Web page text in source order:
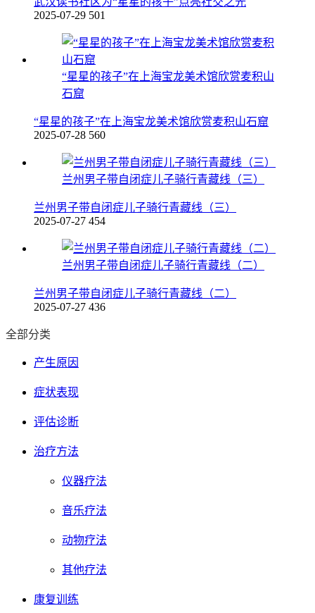
2025-07-29 501
“星星的孩子”在上海宝龙美术馆欣赏麦积山
石窟
“星星的孩子”在上海宝龙美术馆欣赏麦积山石窟
2025-07-28 560
兰州男子带自闭症儿子骑行青藏线（三）
兰州男子带自闭症儿子骑行青藏线（三）
2025-07-27 454
兰州男子带自闭症儿子骑行青藏线（二）
兰州男子带自闭症儿子骑行青藏线（二）
2025-07-27 436
全部分类
产生原因
症状表现
评估诊断
治疗方法
仪器疗法
音乐疗法
动物疗法
其他疗法
康复训练